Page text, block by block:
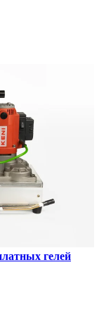
гелей